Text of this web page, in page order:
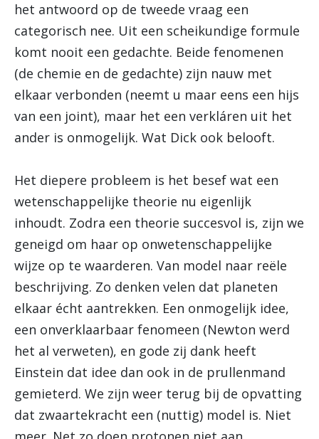
het antwoord op de tweede vraag een
categorisch nee. Uit een scheikundige formule
komt nooit een gedachte. Beide fenomenen
(de chemie en de gedachte) zijn nauw met
elkaar verbonden (neemt u maar eens een hijs
van een joint), maar het een verkláren uit het
ander is onmogelijk. Wat Dick ook belooft.
Het diepere probleem is het besef wat een
wetenschappelijke theorie nu eigenlijk
inhoudt. Zodra een theorie succesvol is, zijn we
geneigd om haar op onwetenschappelijke
wijze op te waarderen. Van model naar reële
beschrijving. Zo denken velen dat planeten
elkaar écht aantrekken. Een onmogelijk idee,
een onverklaarbaar fenomeen (Newton werd
het al verweten), en gode zij dank heeft
Einstein dat idee dan ook in de prullenmand
gemieterd. We zijn weer terug bij de opvatting
dat zwaartekracht een (nuttig) model is. Niet